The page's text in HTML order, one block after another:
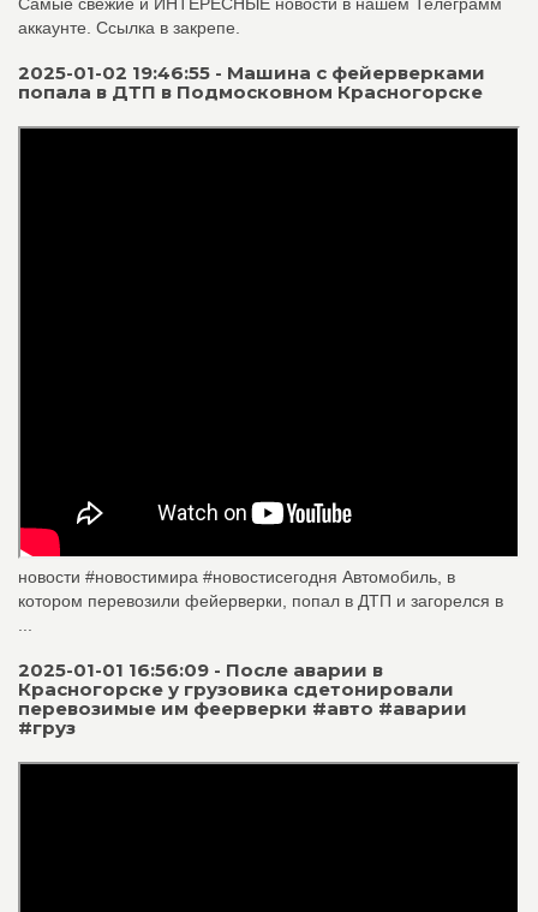
аккаунте. Ссылка в закрепе.
2025-01-02 19:46:55 - Машина с фейерверками
попала в ДТП в Подмосковном Красногорске
новости #новостимира #новостисегодня Автомобиль, в
котором перевозили фейерверки, попал в ДТП и загорелся в
2025-01-01 16:56:09 - После аварии в
Красногорске у грузовика сдетонировали
перевозимые им феерверки #авто #аварии
#груз